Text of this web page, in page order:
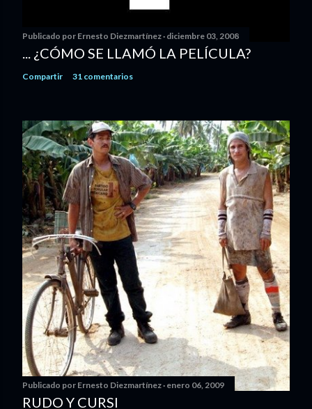
Publicado por Ernesto Diezmartínez diciembre 03, 2008
... ¿CÓMO SE LLAMÓ LA PELÍCULA?
Compartir 31 comentarios
Publicado por Ernesto Diezmartínez enero 06, 2009
RUDO Y CURSI